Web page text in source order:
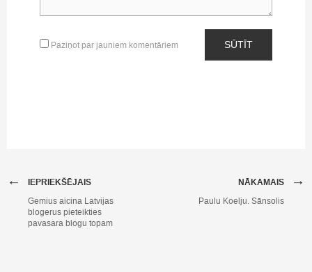
Paziņot par jauniem komentāriem SŪTĪT
IEPRIEKŠĒJAIS
←
Gemius aicina Latvijas
blogerus pieteikties
pavasara blogu topam
NĀKAMAIS →
Paulu Koelju. Sānsolis